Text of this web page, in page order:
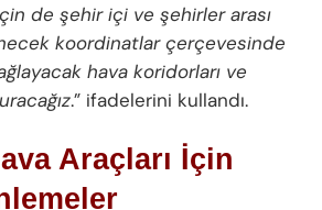
de şehir içi ve şehirler arası
koordinatlar çerçevesinde
hava koridorları ve
.” ifadelerini kullandı.
Araçları İçin